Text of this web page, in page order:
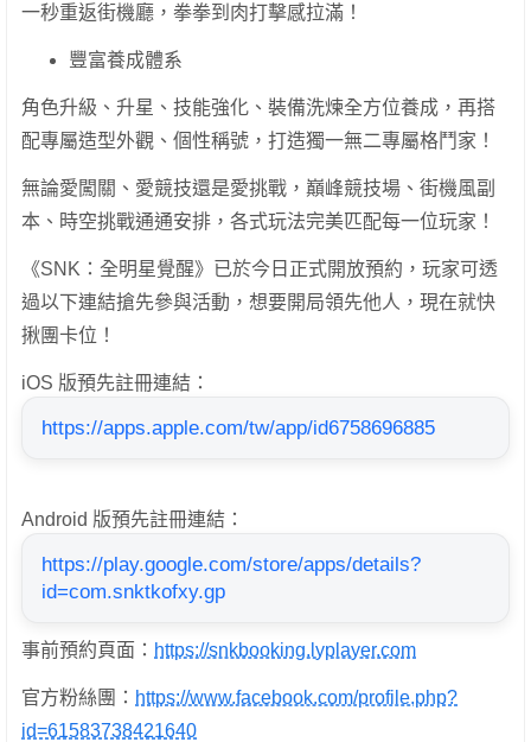
一秒重返街機廳，拳拳到肉打擊感拉滿！
豐富養成體系
角色升級、升星、技能強化、裝備洗煉全方位養成，再搭
配專屬造型外觀、個性稱號，打造獨一無二專屬格鬥家！
無論愛闖關、愛競技還是愛挑戰，巔峰競技場、街機風副
本、時空挑戰通通安排，各式玩法完美匹配每一位玩家！
《SNK：全明星覺醒》已於今日正式開放預約，玩家可透
過以下連結搶先參與活動，想要開局領先他人，現在就快
揪團卡位！
iOS 版預先註冊連結：
https://apps.apple.com/tw/app/id6758696885
Android 版預先註冊連結：
https://play.google.com/store/apps/details?
id=com.snktkofxy.gp
事前預約頁面： https://snkbooking.lyplayer.com
官方粉絲團： https://www.facebook.com/profile.php?
id=61583738421640